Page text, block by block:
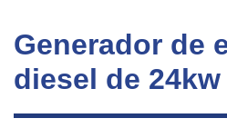
Generador de
diesel de 24kw